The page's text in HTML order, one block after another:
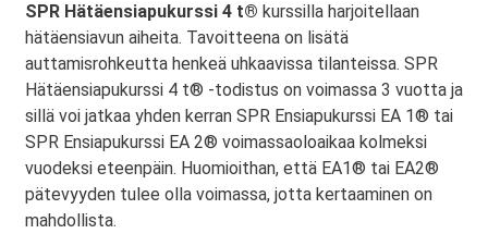
SPR Hätäensiapukurssi 4 t® kurssilla harjoitellaan
hätäensiavun aiheita. Tavoitteena on lisätä
auttamisrohkeutta henkeä uhkaavissa tilanteissa. SPR
Hätäensiapukurssi 4 t® -todistus on voimassa 3 vuotta ja
sillä voi jatkaa yhden kerran SPR Ensiapukurssi EA 1® tai
SPR Ensiapukurssi EA 2® voimassaoloaikaa kolmeksi
vuodeksi eteenpäin. Huomioithan, että EA1® tai EA2®
pätevyyden tulee olla voimassa, jotta kertaaminen on
mahdollista.